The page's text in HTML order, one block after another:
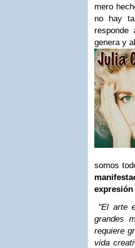
mero
no hay
genera y
somos
expresión
"El arte
grandes
requiere
vida